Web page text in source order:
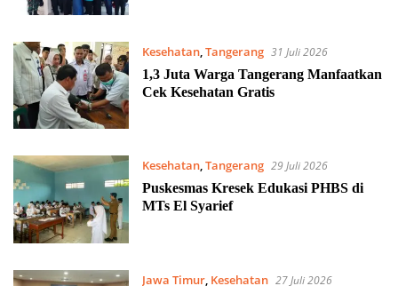
Kesehatan, Tangerang 31 Juli 2026
1,3 Juta Warga Tangerang Manfaatkan
Cek Kesehatan Gratis
Kesehatan,Tangerang 29 Juli 2026
Puskesmas Kresek Edukasi PHBS di
MTs El Syarief
Jawa Timur, Kesehatan 27 Juli 2026